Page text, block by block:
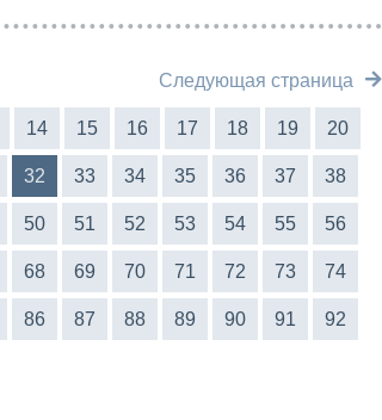
Следующая страница
14 15 16 17 18 19 20
32 33 34 35 36 37 38
50 51 52 53 54 55 56
68 69 70 71 72 73 74
86 87 88 89 90 91 92